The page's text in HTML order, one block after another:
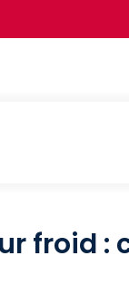
froid :